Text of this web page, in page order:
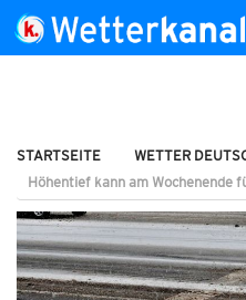
STARTSEITE
WETTER
Höhentief kann am Wochenende